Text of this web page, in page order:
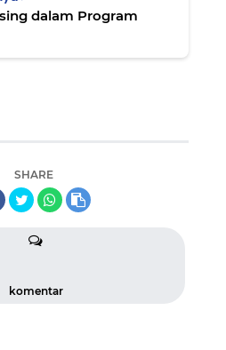
dalam Program
SHARE
komentar